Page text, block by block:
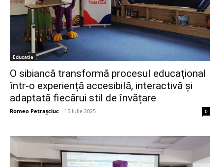
Educatie
O sibiancă transformă procesul educațional
într-o experiență accesibilă, interactivă și
adaptată fiecărui stil de învățare
Romeo Petrașciuc - 15 iulie 2025 0